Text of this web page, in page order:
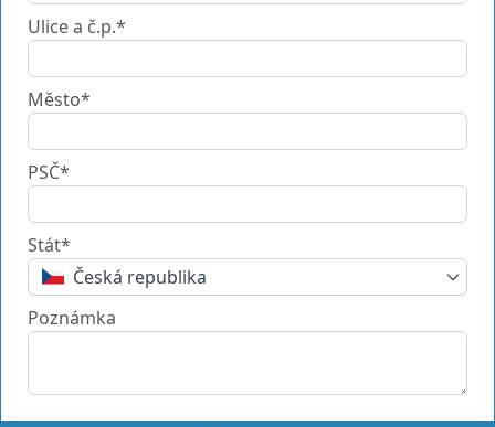
Ulice a č.p.*
Město*
PSČ*
Stát*
Česká republika
Poznámka